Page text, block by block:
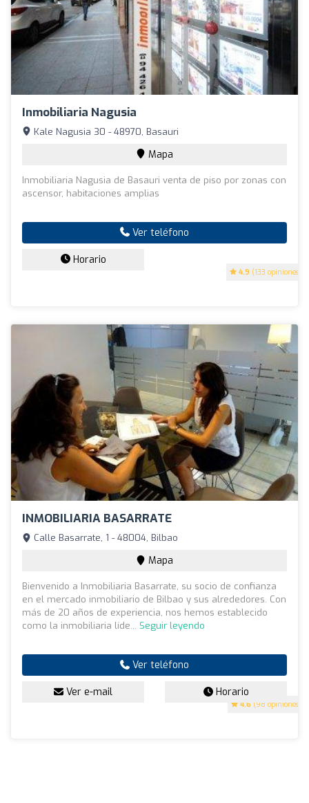
Inmobiliaria Nagusia
4.9 (133 opiniones)
Kale Nagusia 30 - 48970, Basauri
Mapa
Inmobiliaria Nagusia de Basauri venta de piso por zonas con
ascensor, habitaciones amplias
Ver teléfono
Horario
INMOBILIARIA BASARRATE
4.6 (98 opiniones)
Calle Basarrate, 1 - 48004, Bilbao
Mapa
Bienvenido a Inmobiliaria Basarrate, su socio de confianza
en el mercado inmobiliario de Bilbao y sus alrededores. Con
más de 20 años de experiencia, nos hemos establecido
como la inmobiliaria líde... Seguir leyendo
Ver teléfono
Ver e-mail Horario